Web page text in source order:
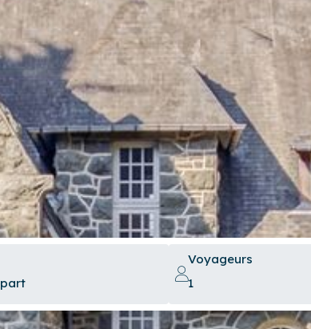
Voyageurs